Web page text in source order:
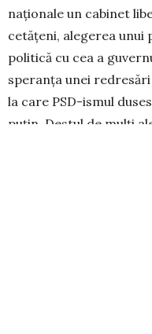
naționale un cabinet
cetățeni, alegerea unui
po­litică cu cea a
speranța unei
la care PSD-ismul
puțin. Destul de mulți